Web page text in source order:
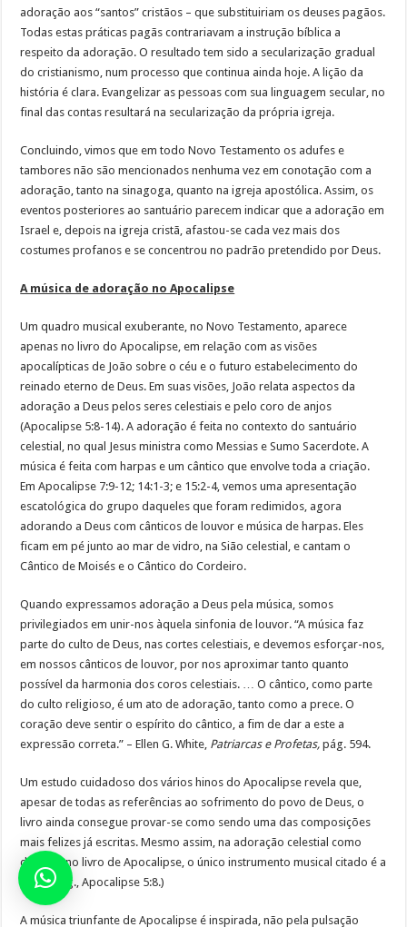
adoração aos “santos” cristãos – que substituiriam os deuses pagãos.
Todas estas práticas pagãs contrariavam a instrução bíblica a
respeito da adoração. O resultado tem sido a secularização gradual
do cristianismo, num processo que continua ainda hoje. A lição da
história é clara. Evangelizar as pessoas com sua linguagem secular, no
final das contas resultará na secularização da própria igreja.
Concluindo, vimos que em todo Novo Testamento os adufes e
tambores não são mencionados nenhuma vez em conotação com a
adoração, tanto na sinagoga, quanto na igreja apostólica. Assim, os
eventos posteriores ao santuário parecem indicar que a adoração em
Israel e, depois na igreja cristã, afastou-se cada vez mais dos
costumes profanos e se concentrou no padrão pretendido por Deus.
A música de adoração no Apocalipse
Um quadro musical exuberante, no Novo Testamento, aparece
apenas no livro do Apocalipse, em relação com as visões
apocalípticas de João sobre o céu e o futuro estabelecimento do
reinado eterno de Deus. Em suas visões, João relata aspectos da
adoração a Deus pelos seres celestiais e pelo coro de anjos
(Apocalipse 5:8-14). A adoração é feita no contexto do santuário
celestial, no qual Jesus ministra como Messias e Sumo Sacerdote. A
música é feita com harpas e um cântico que envolve toda a criação.
Em Apocalipse 7:9-12; 14:1-3; e 15:2-4, vemos uma apresentação
escatológica do grupo daqueles que foram redimidos, agora
adorando a Deus com cânticos de louvor e música de harpas. Eles
ficam em pé junto ao mar de vidro, na Sião celestial, e cantam o
Cântico de Moisés e o Cântico do Cordeiro.
Quando expressamos adoração a Deus pela música, somos
privilegiados em unir-nos àquela sinfonia de louvor. “A música faz
parte do culto de Deus, nas cortes celestiais, e devemos esforçar-nos,
em nossos cânticos de louvor, por nos aproximar tanto quanto
possível da harmonia dos coros celestiais. … O cântico, como parte
do culto religioso, é um ato de adoração, tanto como a prece. O
coração deve sentir o espírito do cântico, a fim de dar a este a
expressão correta.” – Ellen G. White, Patriarcas e Profetas, pág. 594.
Um estudo cuidadoso dos vários hinos do Apocalipse revela que,
apesar de todas as referências ao sofrimento do povo de Deus, o
livro ainda consegue provar-se como sendo uma das composições
mais felizes já escritas. Mesmo assim, na adoração celestial como
descrito no livro de Apocalipse, o único instrumento musical citado é a
harpa (e.g., Apocalipse 5:8.)
A música triunfante de Apocalipse é inspirada, não pela pulsação